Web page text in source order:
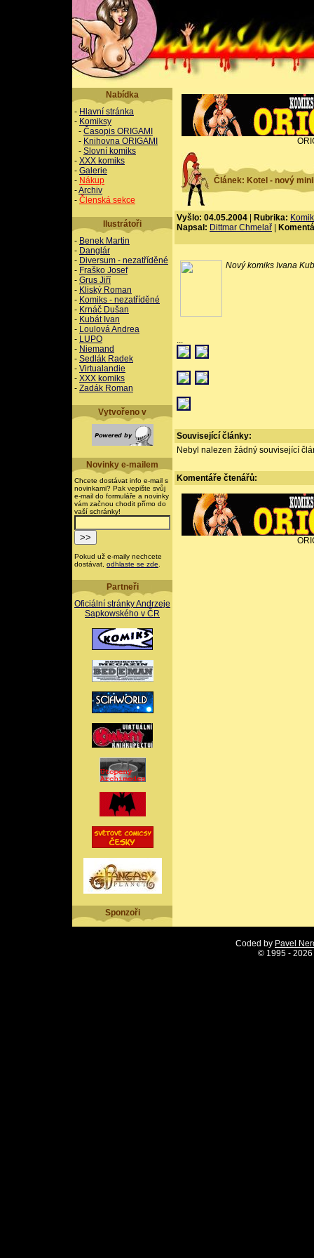
Nabídka
- Hlavní stránka
- Komiksy
- Časopis ORIGAMI
- Knihovna ORIGAMI
- Slovní komiks
- XXX komiks
- Galerie
- Nákup
-Archiv
- Členská sekce
Ilustrátoři
- Benek Martin
- Danglár
- Diversum - nezatříděné
- Fraško Josef
- Grus Jiří
- Kliský Roman
- Komiks - nezatříděné
- Krnáč Dušan
- Kubát Ivan
- Loulová Andrea
- LUPO
- Niemand
- Sedlák Radek
- Virtualandie
- XXX komiks
- Zadák Roman
Vytvořeno v
Novinky e-mailem
Chcete dostávat info e-mail s
novinkami? Pak vepište svůj
e-mail do formuláře a novinky
vám začnou chodit přímo do
vaší schránky!
Pokud už e-maily nechcete
dostávat, odhlaste se zde
Partneři
Oficiální stránky Andrzeje
Sapkowského v ČR
Sponzoři
Článek: Kotel - nový
Vyšlo: 04.05.2004 Rubrika:
Napsal: Dittmar Chmelař
Nový komiks Ivana
...
Související články:
Nebyl nalezen žádný související
Komentáře čtenářů:
Coded by Pavel
© 1995 -